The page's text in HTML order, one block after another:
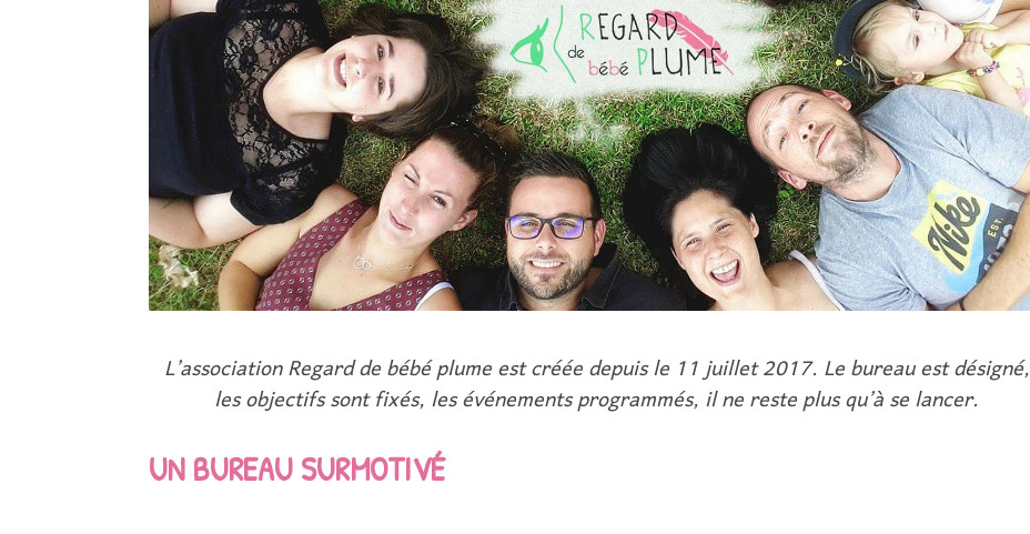
L’association Regard de bébé plume est créée depuis le 11 juillet 2017. Le bureau est désigné,
les objectifs sont fixés, les événements programmés, il ne reste plus qu’à se lancer.
UN BUREAU SURMOTIVÉ